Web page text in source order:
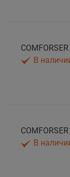
В
В